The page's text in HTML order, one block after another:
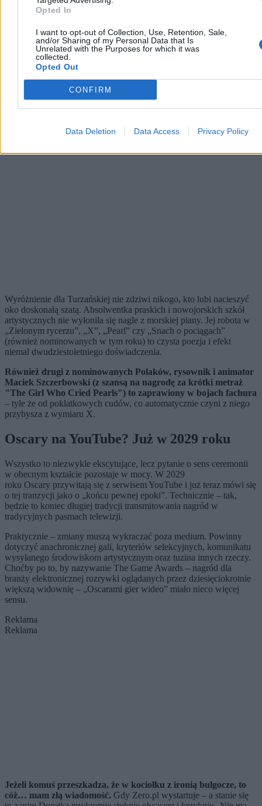
Opted In
I want to opt-out of Collection, Use, Retention, Sale,
and/or Sharing of my Personal Data that Is
Unrelated with the Purposes for which it was
collected.
Opted Out
CONFIRM
Data Deletion Data Access Privacy Policy
Wyróżnienie dla Turzańskiej nie zdziwi nikogo, kto lubi nacieszyć
oko doskonałą szatą. Absolwentka praskich i nowojorskich szkół
artystycznych nie wyłoniła się nagle z morskiej piany. Jej robota w
„Zielonym rycerzu”, „X”, „Pearl” czy „Snach o pociągach”
(również nominowanych w tym roku) to czysta poezja i efekt
niemal dwudziestoletniego doświadczenia.
Również drugi z nominowanych Polaków, rysownik i animator
Maciek Szczerbowski (z szansą na nagrodę za krótki metraż
"The Girl Who Cried Pearls") to zaprawiony w bojach fachura
– tyle że od poklatkowych cudów, co automatycznie czyni z niego
przybysza z wymiaru X.
Oscary na YouTube? Już w 2029 roku
Wszystko to niezwykle ekscytujące, lecz pytanie o sens ceremonii
w obecnym kształcie pozostaje w mocy. W 2029
roku Oscary przywitają się z serwisem YouTube i już teraz mówi się
o tej tranzycji jako o „końcu pewnej epoki”. Technicznie – tak,
będzie to koniec długiej tradycji transmitowania nagród w
tradycyjnych pasmach telewizji.
Praktycznie – zmiany muszą wykraczać poza medium. Powinny
dotyczyć anachronicznej gali, kryteriów selekcyjnych, komunikatu
wysyłanego środowiskom artystycznym oraz tuzina innych rzeczy.
Choćby po to, by nazywanie The Game Awards – nagród dla
branży elektronicznej rozrywki oglądanych przez dziesięciokrotnie
większą widownię – „Oscarami gier wideo” miało nieco więcej
sensu.
Reklama
Reklama
Jeżeli komuś przeszkadza, że w kociołku z ironią bulgocze, to
cóż… mam złą wiadomość. Gdy Zero.pl wystartuje – a stanie się